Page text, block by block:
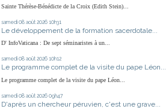
Sainte Thérèse-Bénédicte de la Croix (Edith Stein)...
samedi 08 août 2026 10h31
Le développement de la formation sacerdotale...
D' InfoVaticana : De sept séminaristes à un...
samedi 08 août 2026 10h12
Le programme complet de la visite du pape Léon...
Le programme complet de la visite du pape Léon...
samedi 08 août 2026 09h47
D'après un chercheur péruvien, c'est une grave...